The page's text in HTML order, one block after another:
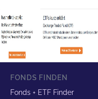
FONDS FINDEN
Fonds + ETF Finder